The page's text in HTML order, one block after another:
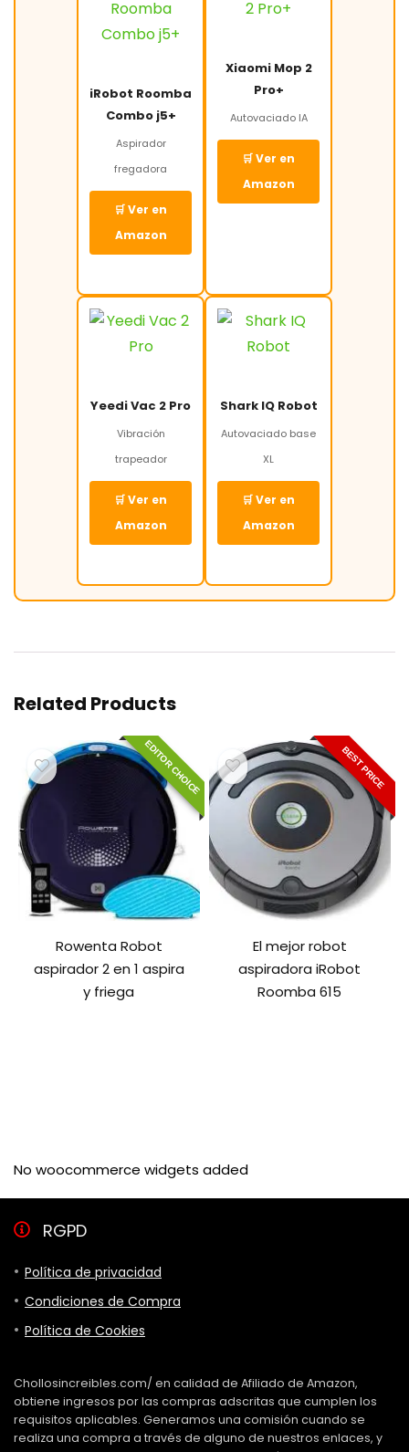
iRobot Roomba
Combo j5+
Aspirador
fregadora
🛒 Ver en
Amazon
Xiaomi Mop 2
Pro+
Autovaciado IA
🛒 Ver en
Amazon
Yeedi Vac 2 Pro
Vibración
trapeador
🛒 Ver en
Amazon
Shark IQ Robot
Autovaciado base
XL
🛒 Ver en
Amazon
Related Products
EDITOR CHOICE
Rowenta Robot
aspirador 2 en 1 aspira
y friega
BEST PRICE
El mejor robot
aspiradora iRobot
Roomba 615
No woocommerce widgets added
RGPD
Política de privacidad
Condiciones de Compra
Política de Cookies
Chollosincreibles.com/ en calidad de Afiliado de Amazon,
obtiene ingresos por las compras adscritas que cumplen los
requisitos aplicables. Generamos una comisión cuando se
realiza una compra a través de alguno de nuestros enlaces, y